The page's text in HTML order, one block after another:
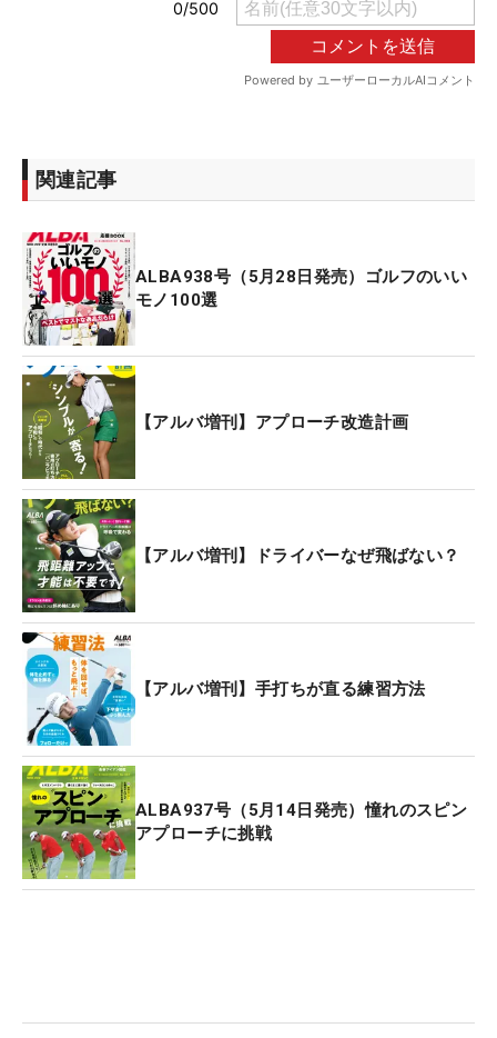
関連記事
ALBA938号（5月28日発売）ゴルフのいい
モノ100選
【アルバ増刊】アプローチ改造計画
【アルバ増刊】ドライバーなぜ飛ばない？
【アルバ増刊】手打ちが直る練習方法
ALBA937号（5月14日発売）憧れのスピン
アプローチに挑戦